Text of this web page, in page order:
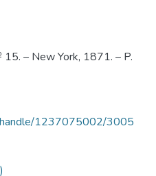
– New York, 1871. – P.
handle/1237075002/3005